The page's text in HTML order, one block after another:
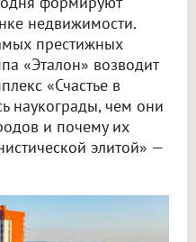
недвижимости.
престижных
«Эталон» возводит
«Счастье в
наукограды, чем они
и почему их
элитой» —